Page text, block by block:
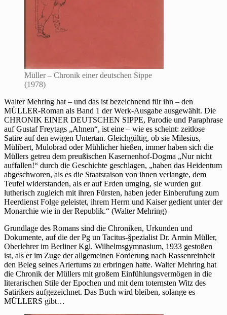
Müller – Chronik einer deutschen Sippe
(1978)
Walter Mehring hat – und das ist bezeichnend für ihn – den
MÜLLER-Roman als Band 1 der Werk-Ausgabe ausgewählt. Die
CHRONIK EINER DEUTSCHEN SIPPE, Parodie und Paraphrase
auf Gustaf Freytags „Ahnen“, ist eine – wie es scheint: zeitlose
Satire auf den ewigen Untertan. Gleichgültig, ob sie Milesius,
Mülibert, Mulobrad oder Mühlicher hießen, immer haben sich die
Müllers getreu dem preußischen Kasernenhof-Dogma „Nur nicht
auffallen!“ durch die Geschichte geschlagen, „haben das Heidentum
abgeschworen, als es die Staatsraison von ihnen verlangte, dem
Teufel widerstanden, als er auf Erden umging, sie wurden gut
lutherisch zugleich mit ihren Fürsten, haben jeder Einberufung zum
Heerdienst Folge geleistet, ihrem Herrn und Kaiser gedient unter der
Monarchie wie in der Republik.“ (Walter Mehring)
Grundlage des Romans sind die Chroniken, Urkunden und
Dokumente, auf die der Pg un Tacitus-§pezialist Dr. Armin Müller,
Oberlehrer im Berliner Kgl. Wilhelmsgymnasium, 1933 gestoßen
ist, als er im Zuge der allgemeinen Forderung nach Rassenreinheit
den Beleg seines Ariertums zu erbringen hatte. Walter Mehring hat
die Chronik der Müllers mit großem Einfühlungsvermögen in die
literarischen Stile der Epochen und mit dem toternsten Witz des
Satirikers aufgezeichnet. Das Buch wird bleiben, solange es
MÜLLERS gibt…